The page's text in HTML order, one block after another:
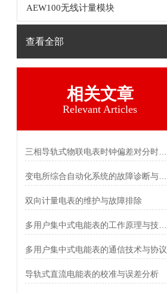
AEW100无线计量模块
查看全部
相关文章
Relevant Articles
双向计量电表的维护与故障排除
多用户集中式电能表的通信技术与协议
导轨式直流电能表的校准与误差分析